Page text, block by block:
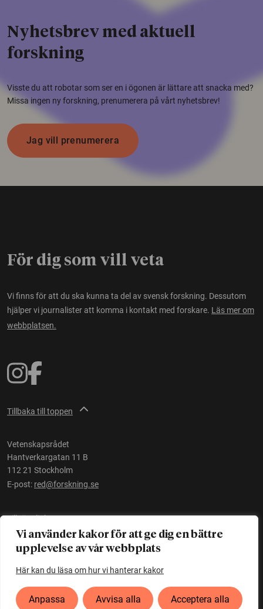
Vi använder kakor för att ge dig en bättre
upplevelse av vår webbplats
Här kan du läsa om hur vi hanterar kakor
Anpassa Avvisa alla Acceptera alla
Nyhetsbrev med aktuell
forskning
Visste du att robotar som ser en i ögonen är lättare att snacka med?
Missa ingen ny forskning, prenumerera på vårt nyhetsbrev!
Jag vill prenumerera
För dig som vill veta
Vi finns för att du ska kunna ta del av svensk forskning. Dessutom
hjälper vi journalister att komma i kontakt med forskare. Läs mer om
webbplatsen.
Tillbaka till toppen
Vetenskapsrådet
Hantverkargatan 11 B
112 21 Stockholm
E-post: red@forskning.se
Tillgänglighet
Ett initiativ avVetenskapsrådet